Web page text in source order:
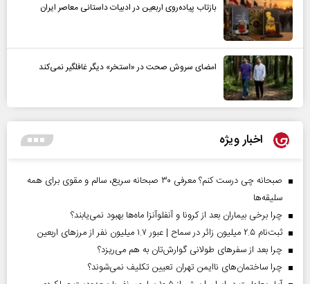
بازتاب پیاده‌روی اربعین در ادبیات داستانی معاصر ایران
امضای سروش صحت در «استخر» دیگر غافلگیر نمی‌کند
اخبار ویژه
صبحانه چی درست کنم؟ معرفی ۳۰ صبحانه سریع، سالم و مقوی برای همه
سلیقه‌ها
چرا برخی بیماران بعد از کرونا و آنفلوآنزا ماه‌ها بهبود نمی‌یابند؟
ثبت‌نام ۲.۵ میلیون زائر در سماح | عبور ۱.۷ میلیون نفر از مرز‌های اربعین
چرا بعد از سفرهای طولانی گوارش‌تان به هم می‌ریزد؟
چرا ساختمان‌های ناایمن تهران تعیین تکلیف نمی‌شوند؟